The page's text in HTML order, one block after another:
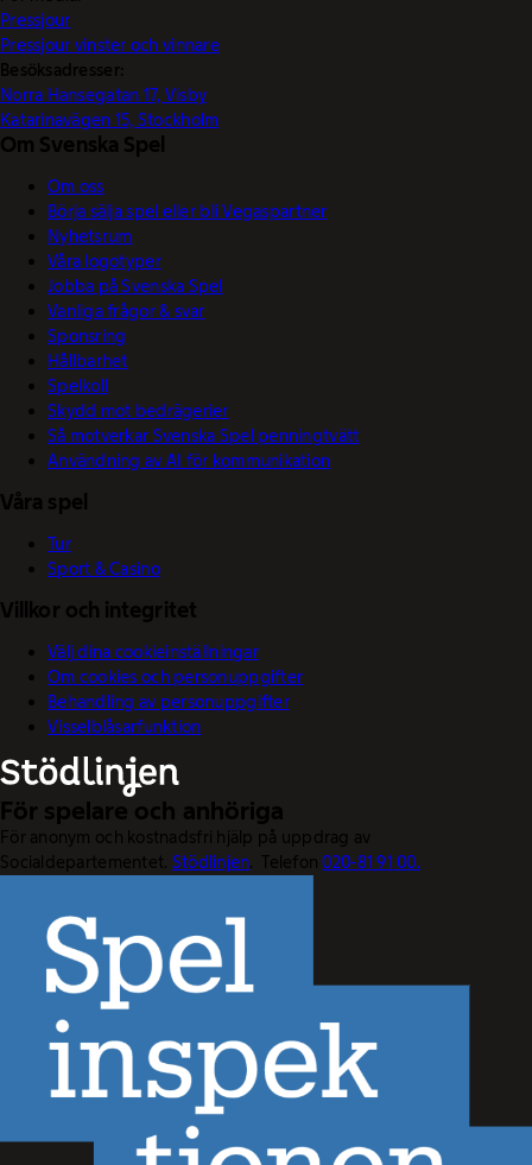
Pressjour
Pressjour vinster och vinnare
Besöksadresser:
Norra Hansegatan 17, Visby
Katarinavägen 15, Stockholm
Om Svenska Spel
Om oss
Börja sälja spel eller bli Vegaspartner
Nyhetsrum
Våra logotyper
Jobba på Svenska Spel
Vanliga frågor & svar
Sponsring
Hållbarhet
Spelkoll
Skydd mot bedrägerier
Så motverkar Svenska Spel penningtvätt
Användning av AI för kommunikation
Våra spel
Tur
Sport & Casino
Villkor och integritet
Välj dina cookieinställningar
Om cookies och personuppgifter
Behandling av personuppgifter
Visselblåsarfunktion
För spelare och anhöriga
För anonym och kostnadsfri hjälp på uppdrag av
Socialdepartementet. Stödlinjen. Telefon020-81 91 00.